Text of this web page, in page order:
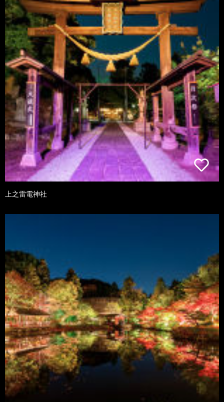
上之雷電神社